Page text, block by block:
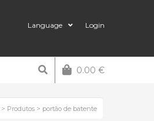
Language Login
0.00 €
> Produtos > portão de batente